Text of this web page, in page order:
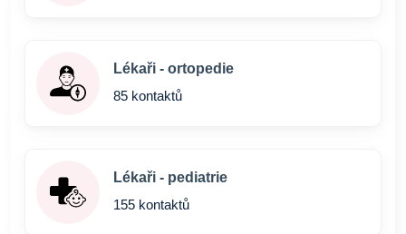
Lékaři - ortopedie
85 kontaktů
Lékaři - pediatrie
155 kontaktů